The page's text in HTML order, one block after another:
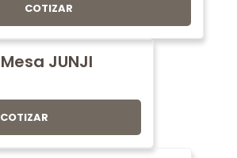
COTIZAR
Mesa JUNJI
COTIZAR